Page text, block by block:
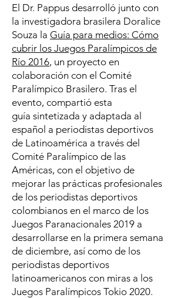
El Dr. Pappus desarrolló junto con
la investigadora brasilera Doralice
Souza la Guía para medios: Cómo
cubrir los Juegos Paralímpicos de
Río 2016, un proyecto en
colaboración con el Comité
Paralímpico Brasilero. Tras el
evento, compartió esta
guía sintetizada y adaptada al
español a periodistas deportivos
de Latinoamérica a través del
Comité Paralímpico de las
Américas, con el objetivo de
mejorar las prácticas profesionales
de los periodistas deportivos
colombianos en el marco de los
Juegos Paranacionales 2019 a
desarrollarse en la primera semana
de diciembre, así como de los
periodistas deportivos
latinoamericanos con miras a los
Juegos Paralímpicos Tokio 2020.